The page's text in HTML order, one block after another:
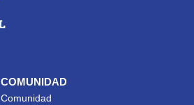
COMUNIDAD
Comunidad